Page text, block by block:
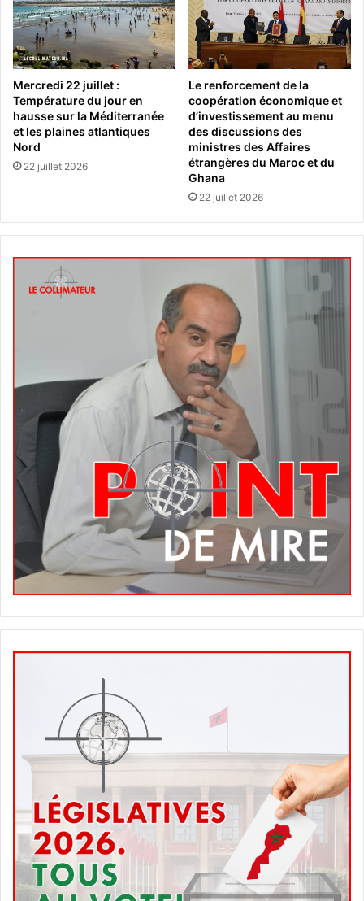
Mercredi 22 juillet :
Température du jour en
hausse sur la Méditerranée
et les plaines atlantiques
Nord
22 juillet 2026
Le renforcement de la
coopération économique et
d’investissement au menu
des discussions des
ministres des Affaires
étrangères du Maroc et du
Ghana
22 juillet 2026